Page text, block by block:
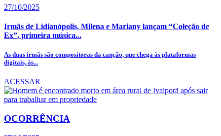
27/10/2025
Irmãs de Lidianópolis, Milena e Mariany lançam “Coleção de
Ex”, primeira música...
As duas irmãs são compositoras da canção, que chega às plataformas
digitais, às...
ACESSAR
OCORRÊNCIA